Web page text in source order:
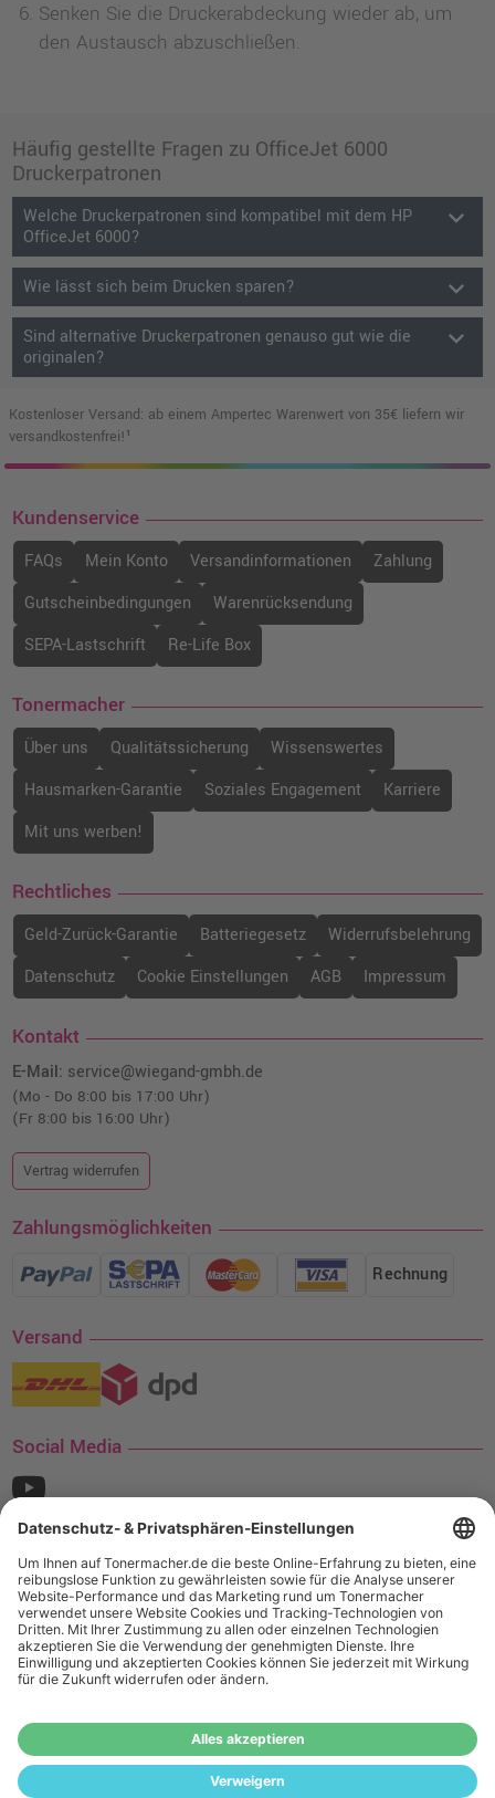
Senken Sie die Druckerabdeckung wieder ab, um
den Austausch abzuschließen.
Häufig gestellte Fragen zu OfficeJet 6000
Druckerpatronen
Welche Druckerpatronen sind kompatibel mit dem HP
OfficeJet 6000?
keyboard_arrow_down
Wie lässt sich beim Drucken sparen? keyboard_arrow_down
Sind alternative Druckerpatronen genauso gut wie die
originalen?
keyboard_arrow_down
Kostenloser Versand: ab einem Ampertec Warenwert von 35€ liefern wir
versandkostenfrei!¹
Kundenservice
FAQs Mein Konto Versandinformationen
Zahlung
Gutscheinbedingungen
Warenrücksendung
SEPA-Lastschrift
Re-Life Box
Tonermacher
Über uns Qualitätssicherung
Wissenswertes
Hausmarken-Garantie
Soziales Engagement
Karriere
Mit uns werben!
Rechtliches
Geld-Zurück-Garantie Batteriegesetz
Widerrufsbelehrung
Datenschutz
Cookie Einstellungen AGB Impressum
Kontakt
E-Mail: service@wiegand-gmbh.de
(Mo - Do 8:00 bis 17:00 Uhr)
(Fr 8:00 bis 16:00 Uhr)
Vertrag widerrufen
Zahlungsmöglichkeiten
Rechnung
Versand
Social Media
¹ Nur gültig für den Versand innerhalb Deutschlands. Befindet sich ein Warenwert
von mindestens 35€ (inkl. Mwst.) an Ampertec Artikeln in Ihrem Warenkorb, ist der
Versand für Sie kostenfrei.
Das Angebot von tonermacher.de richtet sich